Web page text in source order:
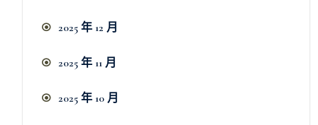
2025 年 12 月
2025 年 11 月
2025 年 10 月